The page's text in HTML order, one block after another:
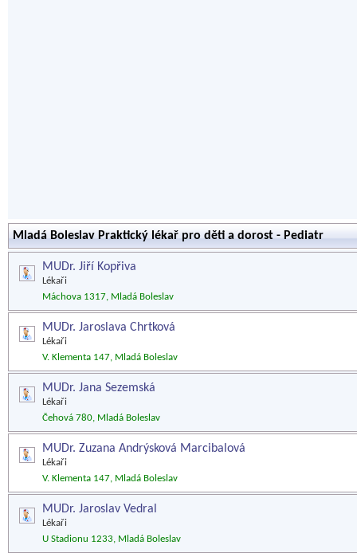
Mladá Boleslav Praktický lékař pro děti a dorost - Pediatr
MUDr. Jiří Kopřiva
Lékaři
Máchova 1317, Mladá Boleslav
MUDr. Jaroslava Chrtková
Lékaři
V. Klementa 147, Mladá Boleslav
MUDr. Jana Sezemská
Lékaři
Čehová 780, Mladá Boleslav
MUDr. Zuzana Andrýsková Marcibalová
Lékaři
V. Klementa 147, Mladá Boleslav
MUDr. Jaroslav Vedral
Lékaři
U Stadionu 1233, Mladá Boleslav